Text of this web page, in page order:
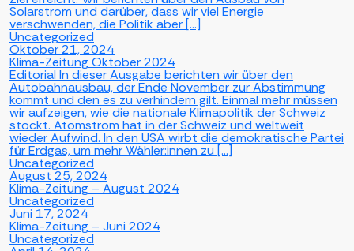
Solarstrom und darüber, dass wir viel Energie
verschwenden, die Politik aber […]
Uncategorized
Oktober 21, 2024
Klima-Zeitung Oktober 2024
Editorial In dieser Ausgabe berichten wir über den
Autobahnausbau, der Ende November zur Abstimmung
kommt und den es zu verhindern gilt. Einmal mehr müssen
wir aufzeigen, wie die nationale Klimapolitik der Schweiz
stockt. Atomstrom hat in der Schweiz und weltweit
wieder Aufwind. In den USA wirbt die demokratische Partei
für Erdgas, um mehr Wähler:innen zu […]
Uncategorized
August 25, 2024
Klima-Zeitung – August 2024
Uncategorized
Juni 17, 2024
Klima-Zeitung – Juni 2024
Uncategorized